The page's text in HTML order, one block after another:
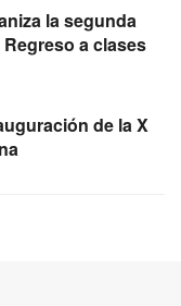
la segunda
a clases
de la X